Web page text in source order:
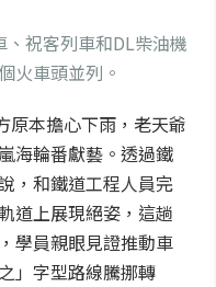
祝客列車和DL柴油機
火車頭並列。
原本擔心下雨，老天爺
海輪番獻藝。透過鐵
，和鐵道工程人員完
道上展現絕姿，這趟
學員親眼見證推動車
」字型路線騰挪轉